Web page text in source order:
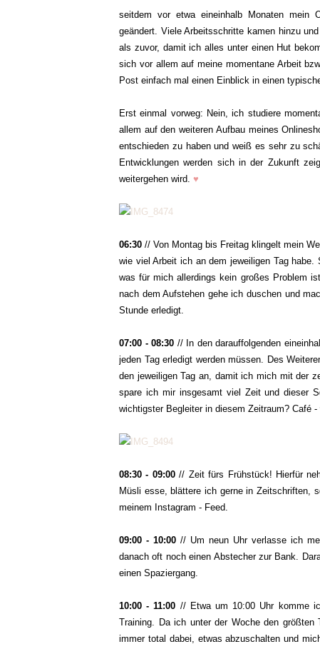
seitdem vor etwa eineinhalb Monaten mein
geändert. Viele Arbeitsschritte kamen hinzu
als zuvor, damit ich alles unter einen Hut
sich vor allem auf meine momentane Arbeit
Post einfach mal einen Einblick in einen
Erst einmal vorweg: Nein, ich studiere
allem auf den weiteren Aufbau meines
entschieden zu haben und weiß es sehr zu
Entwicklungen werden sich in der Zukunft
weitergehen wird. ♥
06:30 // Von Montag bis Freitag klingelt mein
wie viel Arbeit ich an dem jeweiligen Tag
was für mich allerdings kein großes Problem
nach dem Aufstehen gehe ich duschen und
Stunde erledigt.
07:00 - 08:30 // In den darauffolgenden
jeden Tag erledigt werden müssen. Des
den jeweiligen Tag an, damit ich mich mit der
spare ich mir insgesamt viel Zeit und dieser
wichtigster Begleiter in diesem Zeitraum? Café -
08:30 - 09:00// Zeit fürs Frühstück! Hierfür
Müsli esse, blättere ich gerne in Zeitschriften,
meinem Instagram - Feed.
09:00 - 10:00 // Um neun Uhr verlasse ich
danach oft noch einen Abstecher zur Bank.
einen Spaziergang.
10:00 - 11:00 // Etwa um 10:00 Uhr komme
Training. Da ich unter der Woche den
immer total dabei, etwas abzuschalten und